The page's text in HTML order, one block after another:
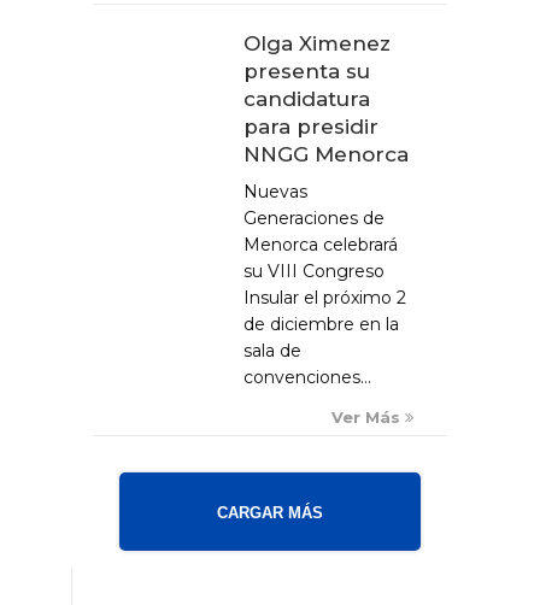
Olga Ximenez
presenta su
candidatura
para presidir
NNGG Menorca
Nuevas
Generaciones de
Menorca celebrará
su VIII Congreso
Insular el próximo 2
de diciembre en la
sala de
convenciones...
Ver Más
CARGAR MÁS